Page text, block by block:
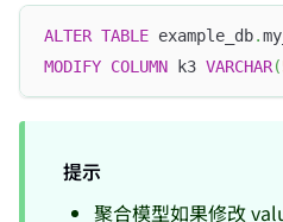
ALTER TABLE example_db.
MODIFY COLUMN k3 VARCHAR(
提示
聚合模型如果修改